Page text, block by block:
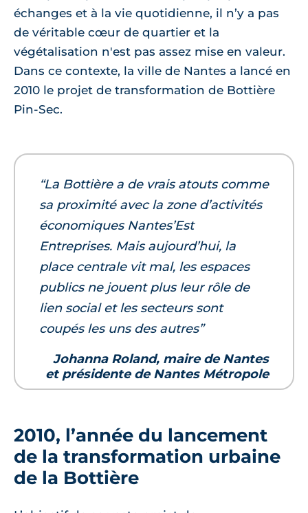
échanges et à la vie quotidienne, il n’y a pas
de véritable cœur de quartier et la
végétalisation n'est pas assez mise en valeur.
Dans ce contexte, la ville de Nantes a lancé en
2010 le projet de transformation de Bottière
Pin-Sec.
“La Bottière a de vrais atouts comme
sa proximité avec la zone d’activités
économiques Nantes’Est
Entreprises. Mais aujourd’hui, la
place centrale vit mal, les espaces
publics ne jouent plus leur rôle de
lien social et les secteurs sont
coupés les uns des autres”
Johanna Roland, maire de Nantes
et présidente de Nantes Métropole
2010, l’année du lancement
de la transformation urbaine
de la Bottière